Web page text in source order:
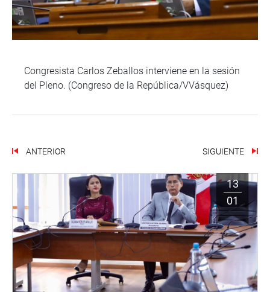
Congresista Carlos Zeballos interviene en la sesión
del Pleno. (Congreso de la República/VVásquez)
ANTERIOR SIGUIENTE
13
01